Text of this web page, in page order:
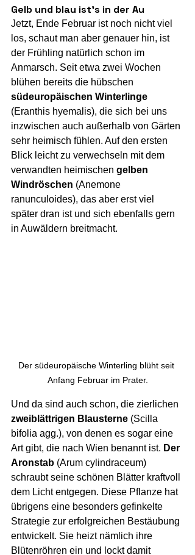
Gelb und blau ist's in der Au
Jetzt, Ende Februar ist noch nicht viel
los, schaut man aber genauer hin, ist
der Frühling natürlich schon im
Anmarsch. Seit etwa zwei Wochen
blühen bereits die hübschen
südeuropäischen Winterlinge
(Eranthis hyemalis), die sich bei uns
inzwischen auch außerhalb von Gärten
sehr heimisch fühlen. Auf den ersten
Blick leicht zu verwechseln mit dem
verwandten heimischen gelben
Windröschen (Anemone
ranunculoides), das aber erst viel
später dran ist und sich ebenfalls gern
in Auwäldern breitmacht.
Der südeuropäische Winterling blüht seit
Anfang Februar im Prater.
Und da sind auch schon, die zierlichen
zweiblättrigen Blausterne (Scilla
bifolia agg.), von denen es sogar eine
Art gibt, die nach Wien benannt ist. Der
Aronstab (Arum cylindraceum)
schraubt seine schönen Blätter kraftvoll
dem Licht entgegen. Diese Pflanze hat
übrigens eine besonders gefinkelte
Strategie zur erfolgreichen Bestäubung
entwickelt. Sie heizt nämlich ihre
Blütenröhren ein und lockt damit